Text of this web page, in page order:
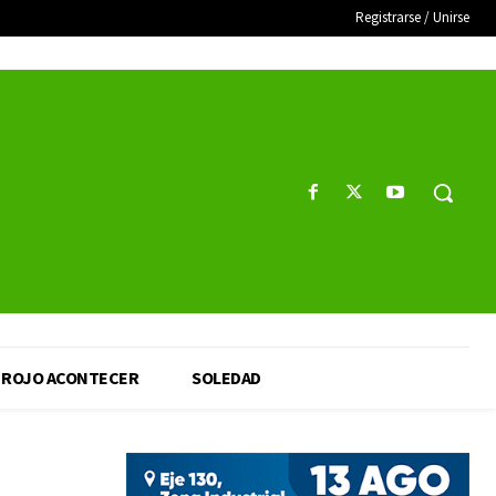
Registrarse / Unirse
ROJO ACONTECER SOLEDAD